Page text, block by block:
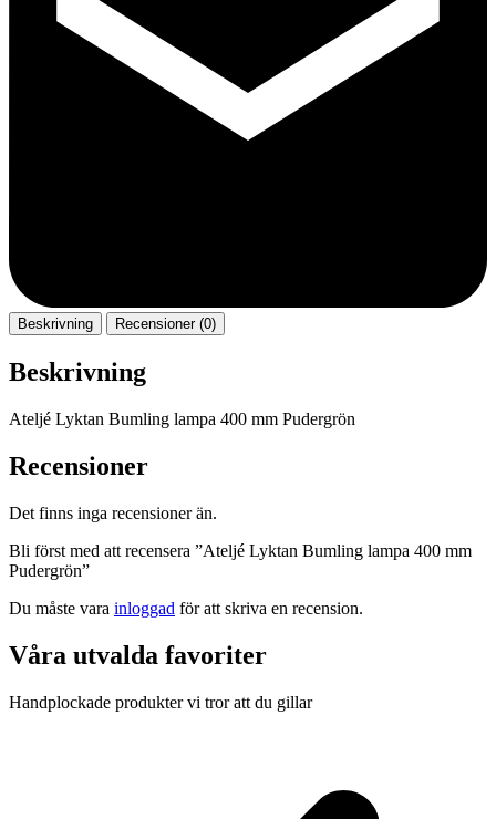
Beskrivning Recensioner (0)
Beskrivning
Ateljé Lyktan Bumling lampa 400 mm Pudergrön
Recensioner
Det finns inga recensioner än.
Bli först med att recensera ”Ateljé Lyktan Bumling lampa 400 mm
Pudergrön”
Du måste vara inloggad för att skriva en recension.
Våra utvalda favoriter
Handplockade produkter vi tror att du gillar